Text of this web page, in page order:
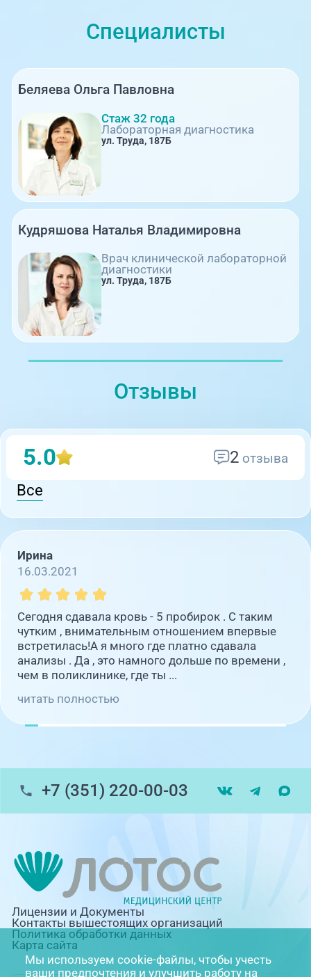
Специалисты
Беляева Ольга Павловна
Стаж 32 года
Лабораторная диагностика
ул. Труда, 187Б
Кудряшова Наталья Владимировна
Врач клинической лабораторной
диагностики
ул. Труда, 187Б
Отзывы
5.0 2отзыва
Все
Ирина
16.03.2021
Сегодня сдавала кровь - 5 пробирок . С таким
чутким , внимательным отношением впервые
встретилась!А я много где платно сдавала
анализы . Да , это намного дольше по времени ,
чем в поликлинике, где ты ...
читать полностью
+7 (351) 220-00-03
Лицензии и Документы
Контакты вышестоящих организаций
Политика обработки данных
Карта сайта
Мы используем cookie-файлы, чтобы учесть
ваши предпочтения и улучшить работу на